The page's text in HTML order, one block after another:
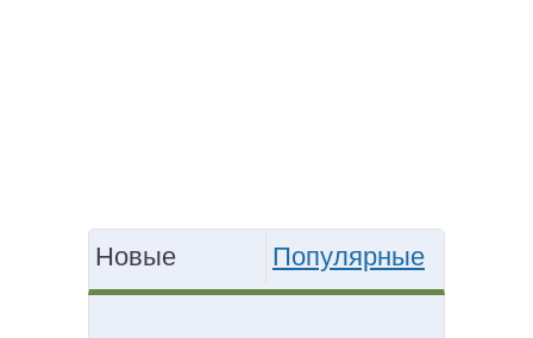
Новые Популярные